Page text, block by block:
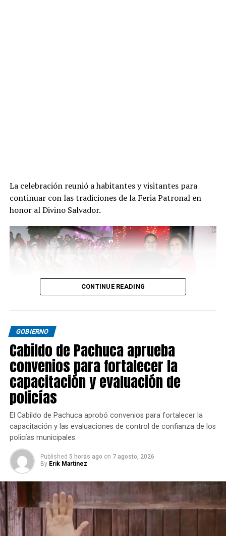
La celebración reunió a habitantes y visitantes para
continuar con las tradiciones de la Feria Patronal en
honor al Divino Salvador.
CONTINUE READING
GOBIERNO
Cabildo de Pachuca aprueba
convenios para fortalecer la
capacitación y evaluación de
policías
El Cabildo de Pachuca aprobó convenios para fortalecer la
capacitación y las evaluaciones de control de confianza de los
policías municipales.
Published 5 horas ago on 7 agosto, 2026
By Erik Martinez